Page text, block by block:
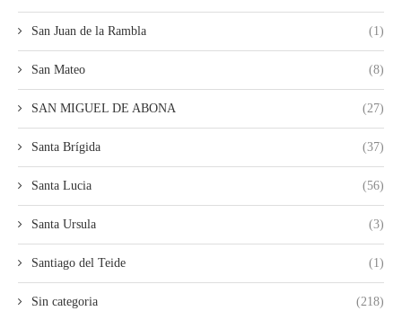
San Juan de la Rambla (1)
San Mateo (8)
SAN MIGUEL DE ABONA (27)
Santa Brígida (37)
Santa Lucia (56)
Santa Ursula (3)
Santiago del Teide (1)
Sin categoria (218)